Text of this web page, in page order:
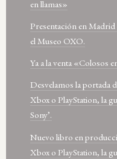
en llamas»
Presentación en
el Museo OXO.
Ya a la venta «Colosos
Desvelamos la portada
Xbox o PlayStation, la
Sony’.
Nuevo libro en
Xbox o PlayStation, la